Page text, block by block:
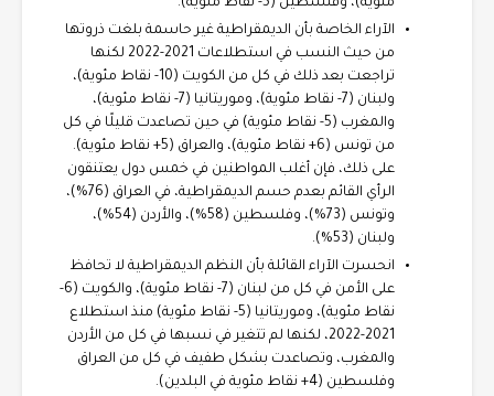
مئوية)، وفلسطين (5- نقاط مئوية).
الآراء الخاصة بأن الديمقراطية غير حاسمة بلغت ذروتها
من حيث النسب في استطلاعات 2021-2022 لكنها
تراجعت بعد ذلك في كل من الكويت (10- نقاط مئوية)،
ولبنان (7- نقاط مئوية)، وموريتانيا (7- نقاط مئوية)،
والمغرب (5- نقاط مئوية) في حين تصاعدت قليلًا في كل
من تونس (6+ نقاط مئوية)، والعراق (5+ نقاط مئوية).
على ذلك، فإن أغلب المواطنين في خمس دول يعتنقون
الرأي القائم بعدم حسم الديمقراطية، في العراق (76%)،
وتونس (73%)، وفلسطين (58%)، والأردن (54%)،
ولبنان (53%).
انحسرت الآراء القائلة بأن النظم الديمقراطية لا تحافظ
على الأمن في كل من لبنان (7- نقاط مئوية)، والكويت (6-
نقاط مئوية)، وموريتانيا (5- نقاط مئوية) منذ استطلاع
2021-2022، لكنها لم تتغير في نسبها في كل من الأردن
والمغرب، وتصاعدت بشكل طفيف في كل من العراق
وفلسطين (4+ نقاط مئوية في البلدين).